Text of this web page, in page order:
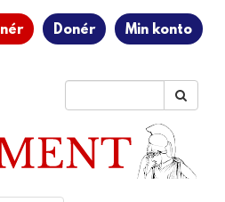
Donér Min konto